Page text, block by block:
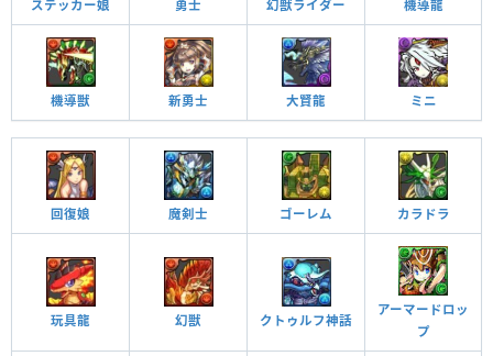
ステッカー娘 勇士 幻獣ライダー 機導龍
機導獣 新勇士 大賢龍 ミニ
回復娘 魔剣士 ゴーレム カラドラ
玩具龍 幻獣 クトゥルフ神話
アーマードロッ
プ